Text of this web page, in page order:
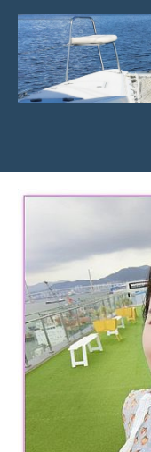
Skip
content
菲
亞
JEFFIA
FANG
團、
主
題
旅
遊、